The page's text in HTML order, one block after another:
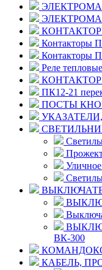
Контакторы
Контакторы
Реле
ПК12-21
ПОСТЫ
ВК-300
КАБЕЛЬ,